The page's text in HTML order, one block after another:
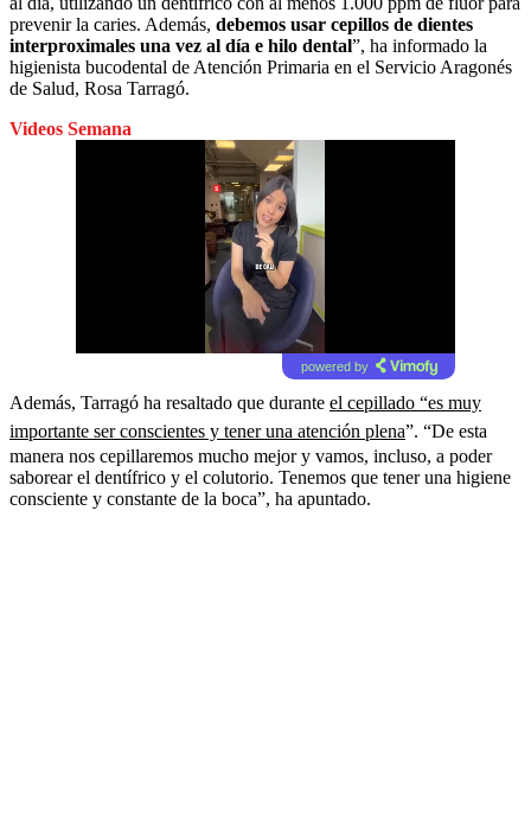
prevenir la caries. Además, debemos usar cepillos de dientes
interproximales una vez al día e hilo dental”, ha informado la
higienista bucodental de Atención Primaria en el Servicio Aragonés
de Salud, Rosa Tarragó.
Videos Semana
powered by
Además, Tarragó ha resaltado que durante el cepillado “es muy
importante ser conscientes y tener una atención plena”. “De esta
manera nos cepillaremos mucho mejor y vamos, incluso, a poder
saborear el dentífrico y el colutorio. Tenemos que tener una higiene
consciente y constante de la boca”, ha apuntado.